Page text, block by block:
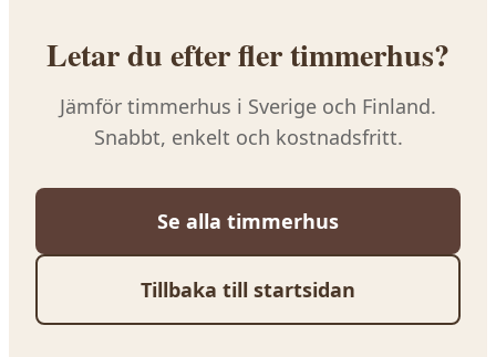
Letar du efter flertimmerhus?
Jämför timmerhus i Sverige och Finland.
Snabbt, enkelt och kostnadsfritt.
Se alla timmerhus
Tillbaka till startsidan